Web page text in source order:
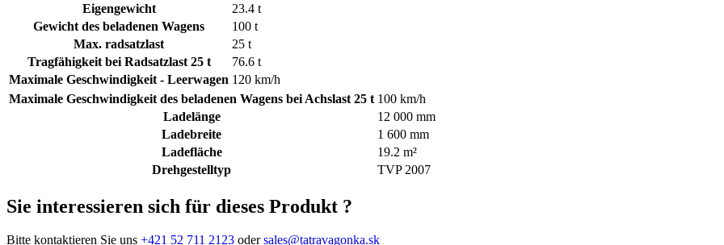
Eigengewicht
23.4 t
Gewicht des beladenen Wagens
100 t
Max. radsatzlast
25 t
Tragfähigkeit bei Radsatzlast 25 t
76.6 t
Maximale Geschwindigkeit - Leerwagen 120 km/h
Maximale Geschwindigkeit des beladenen Wagens bei Achslast 25 t 100 km/h
Ladelänge
12 000 mm
Ladebreite
1 600 mm
Ladefläche
19.2 m²
Drehgestelltyp
TVP 2007
Sie interessieren sich für dieses Produkt ?
Bitte kontaktieren Sie uns +421 52 711 2123 odersales@tatravagonka.sk